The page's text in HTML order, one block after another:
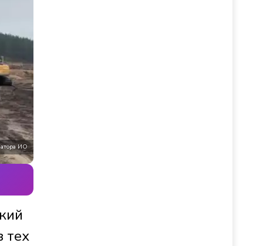
ИО
тех